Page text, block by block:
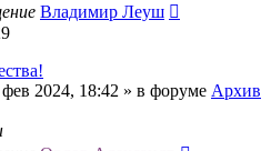
Владимир Леуш
фев 2024, 18:42 » в форуме Архив